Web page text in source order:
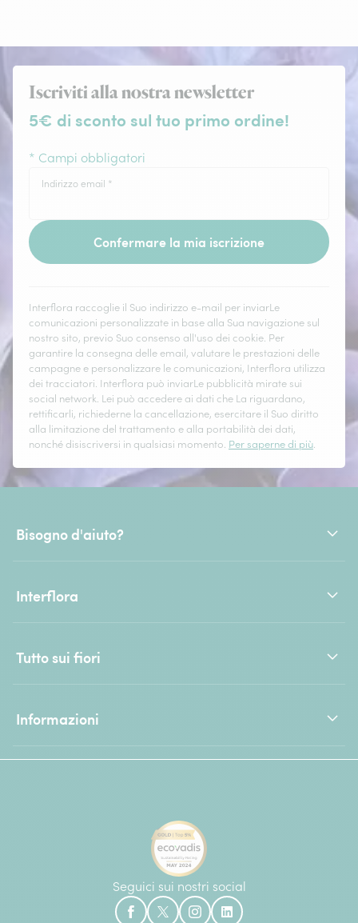
Iscriviti alla nostra newsletter
5€ di sconto sul tuo primo ordine!
* Campi obbligatori
Indirizzo email *
Confermare la mia iscrizione
Interflora raccoglie il Suo indirizzo e-mail per inviarLe
comunicazioni personalizzate in base alla Sua navigazione sul
nostro sito, previo Suo consenso all'uso dei cookie. Per
garantire la consegna delle email, valutare le prestazioni delle
campagne e personalizzare le comunicazioni, Interflora utilizza
dei tracciatori. Interflora può inviarLe pubblicità mirate sui
social network. Lei può accedere ai dati che La riguardano,
rettificarli, richiederne la cancellazione, esercitare il Suo diritto
alla limitazione del trattamento e alla portabilità dei dati,
nonché disiscriversi in qualsiasi momento. Per saperne di più.
Bisogno d'aiuto?
Interflora
Tutto sui fiori
Informazioni
Seguici sui nostri social